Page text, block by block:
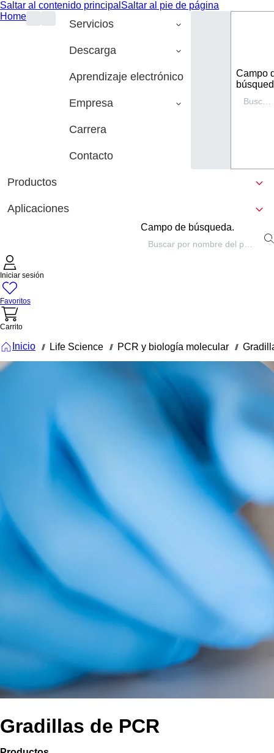
Saltar al contenido principal Saltar al pie de página
Home
Servicios
Descarga
Aprendizaje electrónico
Empresa
Carrera
Contacto
Campo
Productos
Aplicaciones
Campo de búsqueda.
Iniciar sesión
Favoritos
Carrito
Inicio /// Life Science /// PCR y biología molecular ///
Gradillas de PCR